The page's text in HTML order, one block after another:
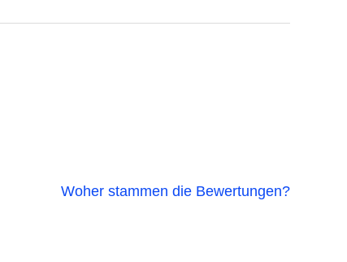
Woher stammen die Bewertungen?